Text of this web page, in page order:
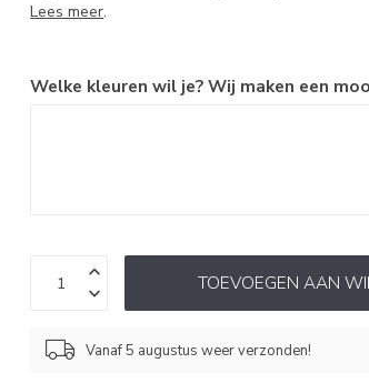
Lees meer.
Welke kleuren wil je? Wij maken een
TOEVOEGEN AAN
Vanaf 5 augustus weer verzonden!